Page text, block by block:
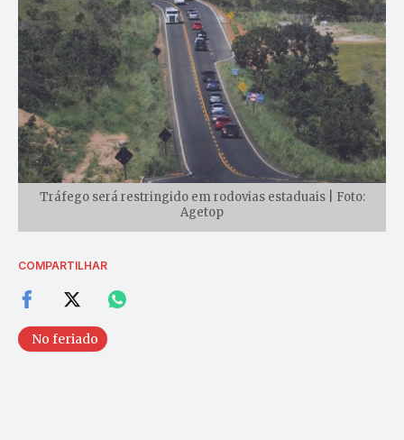
Tráfego será restringido em rodovias estaduais | Foto:
Agetop
COMPARTILHAR
No feriado